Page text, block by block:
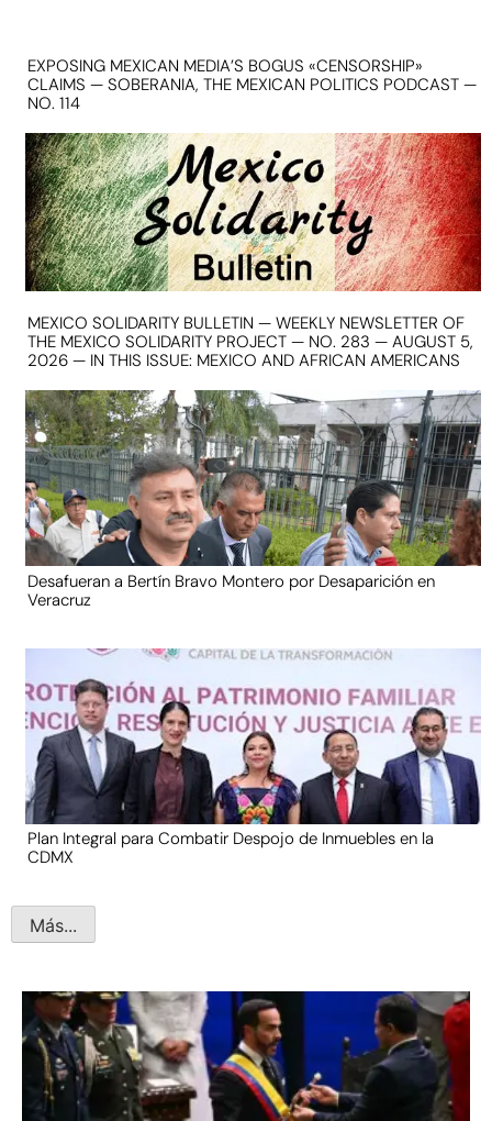
EXPOSING MEXICAN MEDIA’S BOGUS «CENSORSHIP»
CLAIMS — SOBERANIA, THE MEXICAN POLITICS PODCAST —
NO. 114
MEXICO SOLIDARITY BULLETIN — WEEKLY NEWSLETTER OF
THE MEXICO SOLIDARITY PROJECT — NO. 283 — AUGUST 5,
2026 — IN THIS ISSUE: MEXICO AND AFRICAN AMERICANS
Desafueran a Bertín Bravo Montero por Desaparición en
Veracruz
Plan Integral para Combatir Despojo de Inmuebles en la
CDMX
Más...